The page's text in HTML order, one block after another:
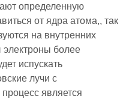
определенную
от ядра атома,, так
на внутренних
электроны более
испускать
лучи с
является